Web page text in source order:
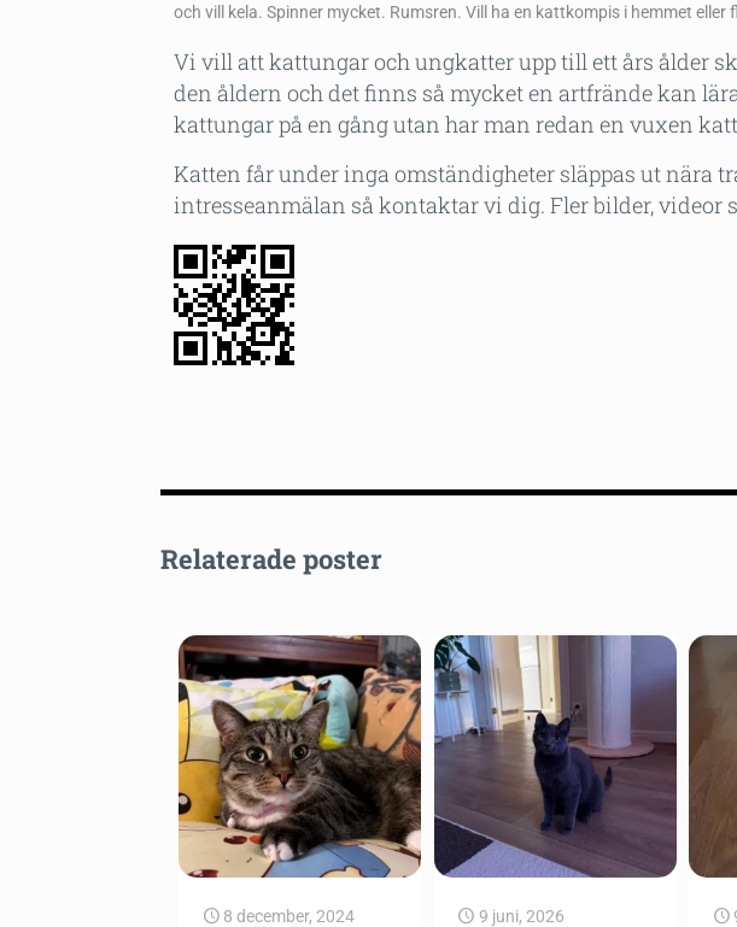
och vill kela. Spinner mycket. Rumsren. Vill ha en kattkompis i hemmet
Vi vill att kattungar och ungkatter upp till ett års ålder
den åldern och det finns så mycket en artfrände kan
kattungar på en gång utan har man redan en vuxen
Katten får under inga omständigheter släppas ut nära
intresseanmälan så kontaktar vi dig. Fler bilder,
Relaterade poster
8 december, 2024 9 juni, 2026